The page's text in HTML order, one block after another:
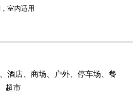
室内适用
酒店、商场、户外、停车场、餐
超市